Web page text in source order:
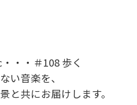
・・＃108 歩く
い音楽を、
と共にお届けします。